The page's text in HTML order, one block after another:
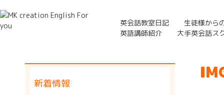
英会話教室日記
生徒様から
英語講師紹介
大手英会話ス
新着情報